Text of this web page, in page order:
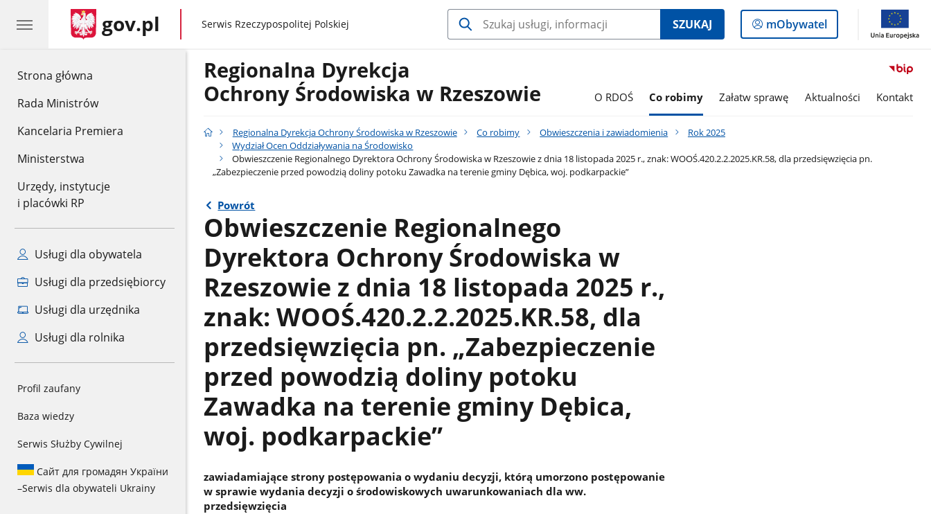
Strona główna
Rada Ministrów
Kancelaria Premiera
Ministerstwa
Urzędy, instytucje
i placówki RP
Usługi dla obywatela
Usługi dla przedsiębiorcy
Usługi dla urzędnika
Usługi dla rolnika
Profil zaufany
Baza wiedzy
Serwis Służby Cywilnej
Сайт для громадян України
–Serwis dla obywateli Ukrainy
gov.pl gov.pl
Serwis Rzeczypospolitej Polskiej SZUKAJ
Logowanie
do
mObywatel
Regionalna Dyrekcja
Ochrony Środowiska w Rzeszowie
O RDOŚ Co robimy Załatw sprawę Aktualności Kontakt
Regionalna Dyrekcja Ochrony Środowiska w Rzeszowie Co robimy Obwieszczenia i zawiadomienia
Rok 2025
Wydział Ocen Oddziaływania na Środowisko
Obwieszczenie Regionalnego Dyrektora Ochrony Środowiska w Rzeszowie z dnia 18 listopada 2025 r., znak: WOOŚ.420.2.2.2025.KR.58, dla przedsięwzięcia pn.
„Zabezpieczenie przed powodzią doliny potoku Zawadka na terenie gminy Dębica, woj. podkarpackie”
Powrót
Obwieszczenie Regionalnego
Dyrektora Ochrony Środowiska w
Rzeszowie z dnia 18 listopada 2025 r.,
znak: WOOŚ.420.2.2.2025.KR.58, dla
przedsięwzięcia pn. „Zabezpieczenie
przed powodzią doliny potoku
Zawadka na terenie gminy Dębica,
woj. podkarpackie”
zawiadamiające strony postępowania o wydaniu decyzji, którą umorzono postępowanie
w sprawie wydania decyzji o środowiskowych uwarunkowaniach dla ww.
przedsięwzięcia